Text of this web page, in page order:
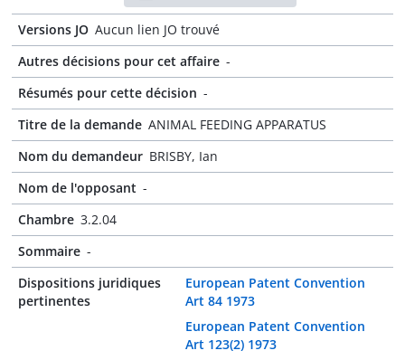
Versions JO Aucun lien JO trouvé
Autres décisions pour cet affaire -
Résumés pour cette décision -
Titre de la demande ANIMAL FEEDING APPARATUS
Nom du demandeur BRISBY, Ian
Nom de l'opposant -
Chambre 3.2.04
Sommaire -
Dispositions juridiques
pertinentes
European Patent Convention
Art 84 1973
European Patent Convention
Art 123(2) 1973